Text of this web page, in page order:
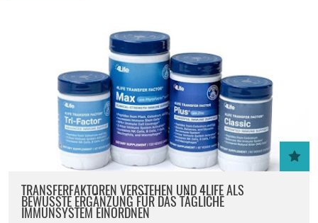
TRANSFERFAKTOREN VERSTEHEN UND 4LIFE ALS
BEWUSSTE ERGÄNZUNG FÜR DAS TÄGLICHE
IMMUNSYSTEM EINORDNEN